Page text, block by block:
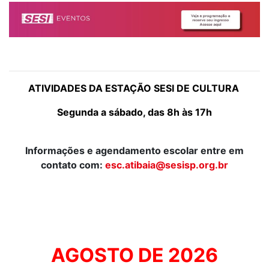
ATIVIDADES DA ESTAÇÃO SESI DE CULTURA
Segunda a sábado, das 8h às 17h
Informações e agendamento escolar entre em
contato com: esc.atibaia@sesisp.org.br
AGOSTO DE 2026